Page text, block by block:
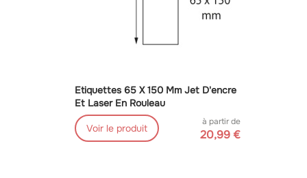
Etiquettes 65 X 150 Mm Jet D'encre
Et Laser En Rouleau
Voir le produit
à partir de
20,99 €